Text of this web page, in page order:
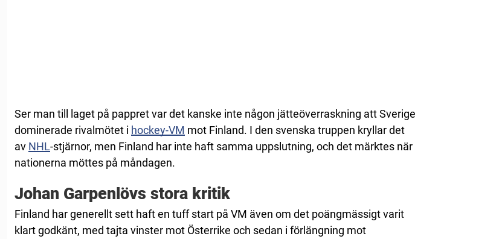
Ser man till laget på pappret var det kanske inte någon jätteöverraskning att Sverige
dominerade rivalmötet i hockey-VM mot Finland. I den svenska truppen kryllar det
av NHL-stjärnor, men Finland har inte haft samma uppslutning, och det märktes när
nationerna möttes på måndagen.
Johan Garpenlövs stora kritik
Finland har generellt sett haft en tuff start på VM även om det poängmässigt varit
klart godkänt, med tajta vinster mot Österrike och sedan i förlängning mot